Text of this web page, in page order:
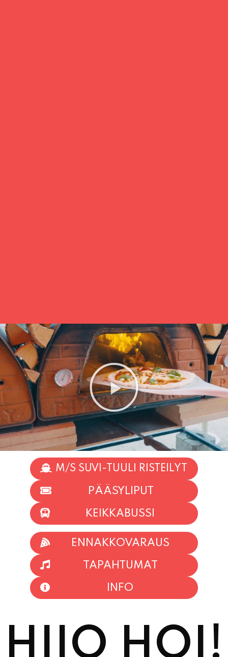
HIIO HOI!